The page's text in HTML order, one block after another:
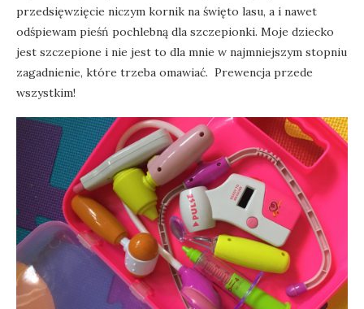
przedsięwzięcie niczym kornik na święto lasu, a i nawet
odśpiewam pieśń pochlebną dla szczepionki. Moje dziecko
jest szczepione i nie jest to dla mnie w najmniejszym stopniu
zagadnienie, które trzeba omawiać. Prewencja przede
wszystkim!